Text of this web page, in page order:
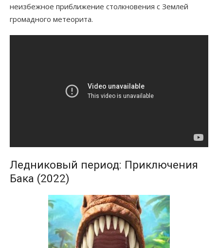
неизбежное приближение столкновения с Землей
громадного метеорита.
Ледниковый период: Приключения
Бака (2022)